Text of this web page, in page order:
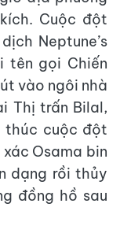
Cuộc đột
Neptune’s
tên gọi Chiến
vào ngôi nhà
Thị trấn Bilal,
thúc cuộc đột
Osama bin
dạng rồi thủy
đồng hồ sau